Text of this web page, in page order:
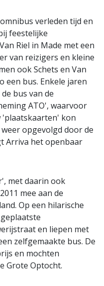
verleden tijd en
feestelijke
Riel in Made met een
van reizigers en kleine
ook Schets en Van
een bus. Enkele jaren
bus van de
ATO', waarvoor
'plaatskaarten' kon
opgevolgd door de
Arriva het openbaar
met daarin ook
mee aan de
Op een hilarische
en liepen met
zelfgemaakte bus. De
en mochten
Grote Optocht.